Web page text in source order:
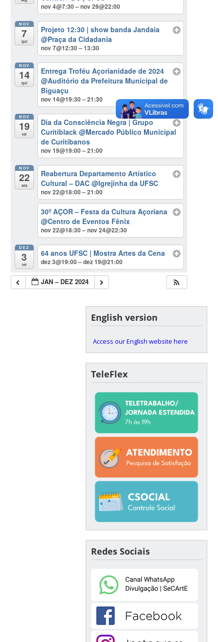
nov 4@7:30 – nov 29@22:00
NOV
7
qui
Projeto 12:30 | show banda Jandaia
@Praça da Cidadania
nov 7@12:30 – 13:30
NOV
14
qui
Entrega Troféu Açorianidade de 2024
@Auditório da Prefeitura Municipal de
Biguaçu
nov 14@19:30 – 21:30
NOV
19
ter
Dia da Consciência Negra | Grupo
Curitiblack@Mercado Público Municipal
de Curitibanos
nov 19@19:00 – 21:00
NOV
22
sex
Reabertura Departamento Artístico
Cultural – DAC@Igrejinha da UFSC
nov 22@18:00 – 21:00
30º AÇOR – Festa da Cultura Açoriana
@Centro de Eventos Fênix
nov 22@18:30 – nov 24@22:30
DEZ
3
ter
64 anos UFSC | Mostra Artes da Cena
dez 3@19:00 – dez 19@21:00
JAN – DEZ 2024
English version
Access our English website here
TeleFlex
Redes Sociais